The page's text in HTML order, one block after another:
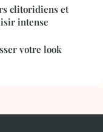
clitoridiens et
intense
votre look